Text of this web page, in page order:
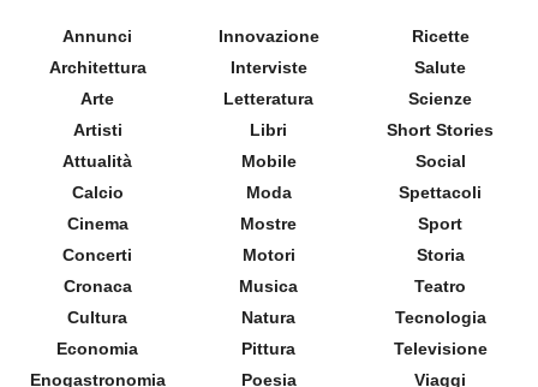
Annunci
Architettura
Arte
Artisti
Attualità
Calcio
Cinema
Concerti
Cronaca
Cultura
Economia
Enogastronomia
Innovazione
Interviste
Letteratura
Libri
Mobile
Moda
Mostre
Motori
Musica
Natura
Pittura
Poesia
Ricette
Salute
Scienze
Short Stories
Social
Spettacoli
Sport
Storia
Teatro
Tecnologia
Televisione
Viaggi